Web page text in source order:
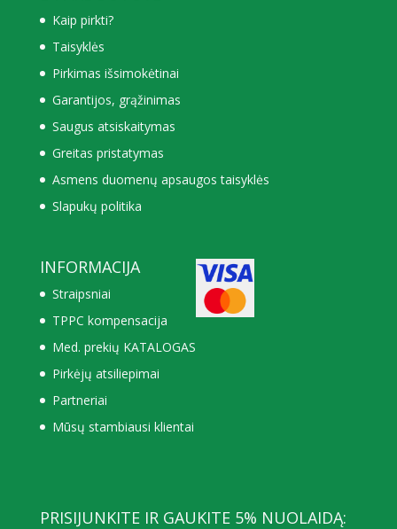
Kaip pirkti?
Taisyklės
Pirkimas išsimokėtinai
Garantijos, grąžinimas
Saugus atsiskaitymas
Greitas pristatymas
Asmens duomenų apsaugos taisyklės
Slapukų politika
INFORMACIJA
Straipsniai
TPPC kompensacija
Med. prekių KATALOGAS
Pirkėjų atsiliepimai
Partneriai
Mūsų stambiausi klientai
PRISIJUNKITE IR GAUKITE 5% NUOLAIDĄ: